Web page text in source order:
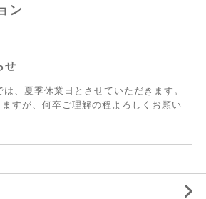
ン
せ
、夏季休業日とさせていただきます。
すが、何卒ご理解の程よろしくお願い